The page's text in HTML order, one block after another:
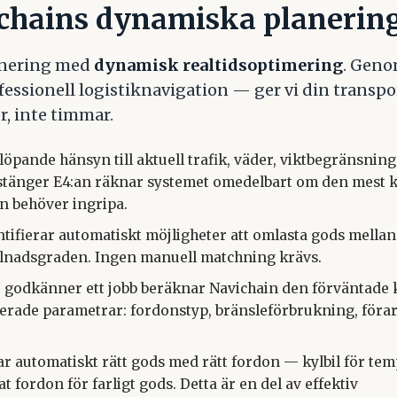
dynamiska
med dynamisk realtidsoptimering.
logistiknavigation — ger vi din
inte timmar.
hänsyn till aktuell trafik, väder,
E4:an räknar systemet omedelbart om den
behöver ingripa.
automatiskt möjligheter att omlasta gods
Ingen manuell matchning krävs.
ett jobb beräknar Navichain den förväntade
parametrar: fordonstyp, bränsleförbrukning,
automatiskt rätt gods med rätt fordon — kylbil för
fordon för farligt gods. Detta är en del av effektiv